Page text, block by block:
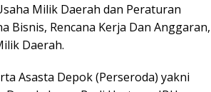
Milik Daerah dan Peraturan
Bisnis, Rencana Kerja Dan Anggaran,
Daerah.
Asasta Depok (Perseroda) yakni